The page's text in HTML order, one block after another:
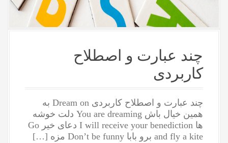
چند عبارت و اصطلاح
کاربردی
چند عبارت و اصطلاح کاربردی Dream on به
همین خیال باش You are dreaming دلت خوشه
ها I will receive your benediction دعای خیر Go
and fly a kite برو بابا Don’t be funny مزه […]